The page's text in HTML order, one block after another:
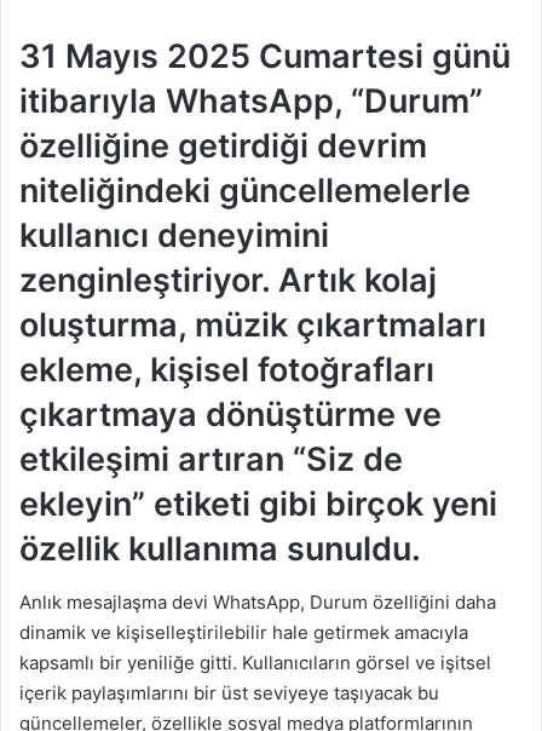
31 Mayıs 2025 Cumartesi günü
itibarıyla WhatsApp, “Durum”
özelliğine getirdiği devrim
niteliğindeki güncellemelerle
kullanıcı deneyimini
zenginleştiriyor. Artık kolaj
oluşturma, müzik çıkartmaları
ekleme, kişisel fotoğrafları
çıkartmaya dönüştürme ve
etkileşimi artıran “Siz de
ekleyin” etiketi gibi birçok yeni
özellik kullanıma sunuldu.
Anlık mesajlaşma devi WhatsApp, Durum özelliğini daha
dinamik ve kişiselleştirilebilir hale getirmek amacıyla
kapsamlı bir yeniliğe gitti. Kullanıcıların görsel ve işitsel
içerik paylaşımlarını bir üst seviyeye taşıyacak bu
güncellemeler, özellikle sosyal medya platformlarının